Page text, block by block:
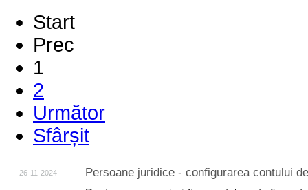
Start
Prec
1
2
Următor
Sfârșit
26-11-2024 Persoane juridice - configurarea contului